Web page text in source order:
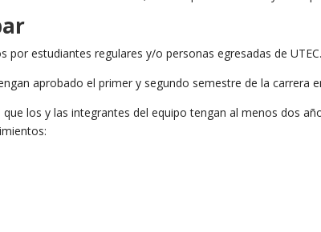
estudiantes regulares y/o personas egresadas de UTEC.
aprobado el primer y segundo semestre de la carrera
los y las integrantes del equipo tengan al menos dos